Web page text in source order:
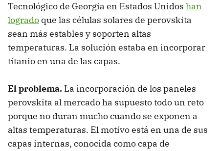
Tecnológico de Georgia en Estados Unidos han
logrado que las células solares de perovskita
sean más estables y soporten altas
temperaturas. La solución estaba en incorporar
titanio en una de las capas.
El problema. La incorporación de los paneles
perovskita al mercado ha supuesto todo un reto
porque no duran mucho cuando se exponen a
altas temperaturas. El motivo está en una de sus
capas internas, conocida como capa de